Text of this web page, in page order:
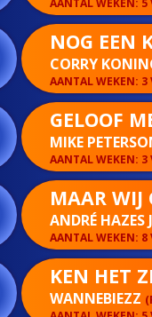
AANTAL WEKEN: 5
NOG EEN
CORRY
AANTAL WEKEN: 3
GELOOF
MIKE
AANTAL WEKEN: 3
MAAR WIJ
ANDRÉ HAZES
AANTAL WEKEN: 8
KEN HET
WANNEBIEZZ